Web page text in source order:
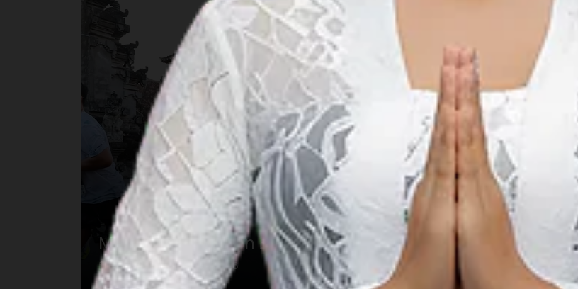
Maybank Marathon Bali
23 Agu 2026 – 23 Agu 2026
Kab. Gianyar, Bali
Birds Of Tokyo & The
Rubens Live in Bali
22 Mei 2027 – 29 Mei 2027
Bali